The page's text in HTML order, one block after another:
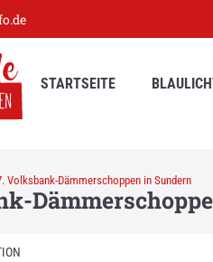
STARTSEITE
Volksbank-Dämmerschoppen in Sundern